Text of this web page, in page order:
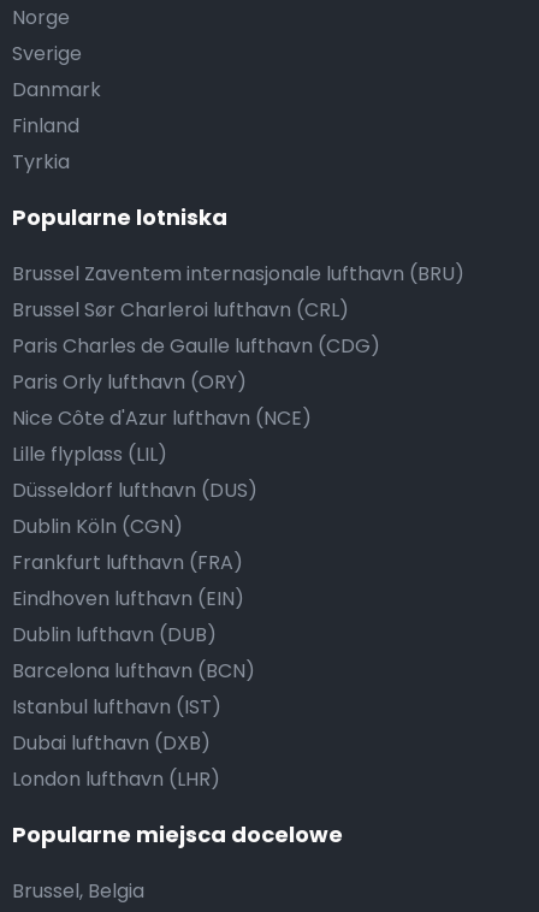
Norge
Sverige
Danmark
Finland
Tyrkia
Popularne lotniska
Brussel Zaventem internasjonale lufthavn (BRU)
Brussel Sør Charleroi lufthavn (CRL)
Paris Charles de Gaulle lufthavn (CDG)
Paris Orly lufthavn (ORY)
Nice Côte d'Azur lufthavn (NCE)
Lille flyplass (LIL)
Düsseldorf lufthavn (DUS)
Dublin Köln (CGN)
Frankfurt lufthavn (FRA)
Eindhoven lufthavn (EIN)
Dublin lufthavn (DUB)
Barcelona lufthavn (BCN)
Istanbul lufthavn (IST)
Dubai lufthavn (DXB)
London lufthavn (LHR)
Popularne miejsca docelowe
Brussel, Belgia